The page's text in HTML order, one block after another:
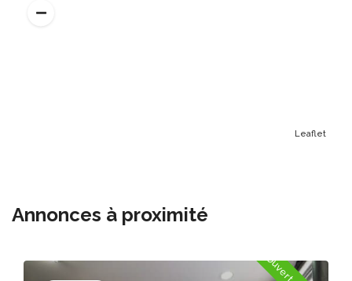
Leaflet
Annonces à proximité